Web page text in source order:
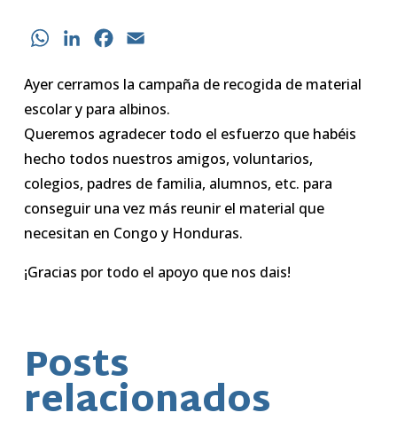
WhatsAppLinkedInFacebook
Ayer cerramos la campaña de recogida de material
escolar y para albinos.
Queremos agradecer todo el esfuerzo que habéis
hecho todos nuestros amigos, voluntarios,
colegios, padres de familia, alumnos, etc. para
conseguir una vez más reunir el material que
necesitan en Congo y Honduras.
¡Gracias por todo el apoyo que nos dais!
Posts
relacionados